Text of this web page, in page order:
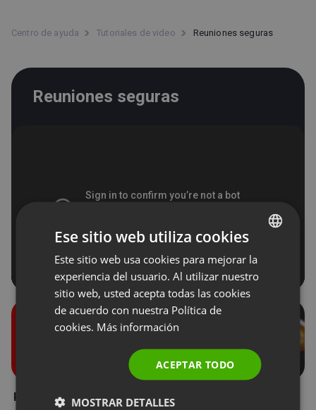
Centro de ayuda Tutoriales de video Reuniones seguras
Reuniones seguras
Roles durante un evento
ENGLISH
FRENCH
RUSSIAN
SPANISH
Ese sitio web utiliza cookies
Este sitio web usa cookies para mejorar la
experiencia del usuario. Al utilizar nuestro
sitio web, usted acepta todas las cookies
de acuerdo con nuestra Política de
cookies. Más información
ACEPTAR TODO
MOSTRAR DETALLES